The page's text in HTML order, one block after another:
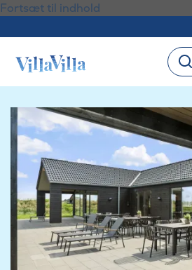
Fortsæt til indhold